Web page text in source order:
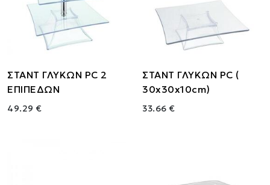
ΣΤΑΝΤ ΓΛΥΚΩΝ PC 2
ΕΠΙΠΕΔΩΝ
49.29 €
ΣΤΑΝΤ ΓΛΥΚΩΝ PC (
30x30x10cm)
33.66 €